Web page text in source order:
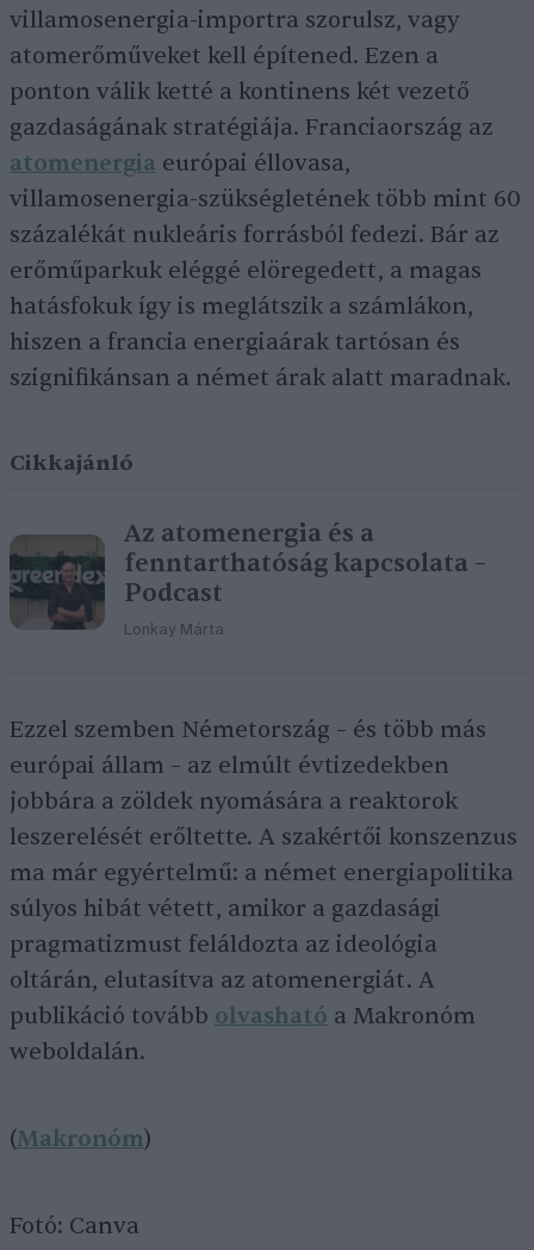
villamosenergia-importra szorulsz, vagy
atomerőműveket kell építened. Ezen a
ponton válik ketté a kontinens két vezető
gazdaságának stratégiája. Franciaország az
atomenergia európai éllovasa,
villamosenergia-szükségletének több mint 60
százalékát nukleáris forrásból fedezi. Bár az
erőműparkuk eléggé elöregedett, a magas
hatásfokuk így is meglátszik a számlákon,
hiszen a francia energiaárak tartósan és
szignifikánsan a német árak alatt maradnak.
Cikkajánló
Az atomenergia és a
fenntarthatóság kapcsolata –
Podcast
Lonkay Márta
Ezzel szemben Németország – és több más
európai állam – az elmúlt évtizedekben
jobbára a zöldek nyomására a reaktorok
leszerelését erőltette. A szakértői konszenzus
ma már egyértelmű: a német energiapolitika
súlyos hibát vétett, amikor a gazdasági
pragmatizmust feláldozta az ideológia
oltárán, elutasítva az atomenergiát. A
publikáció tovább olvasható a Makronóm
weboldalán.
(Makronóm)
Fotó: Canva